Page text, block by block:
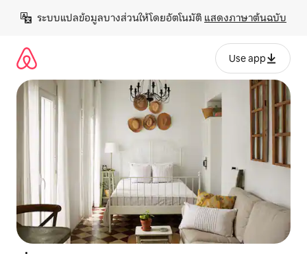
เนื้อหา
ระบบแปลข้อมูลบางส่วนให้โดยอัตโนมัติ แสดงภาษาต้นฉบับ
Use app